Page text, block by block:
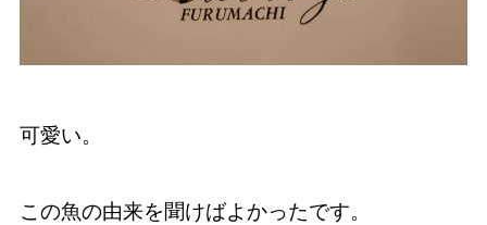
可愛い。
この魚の由来を聞けばよかったです。